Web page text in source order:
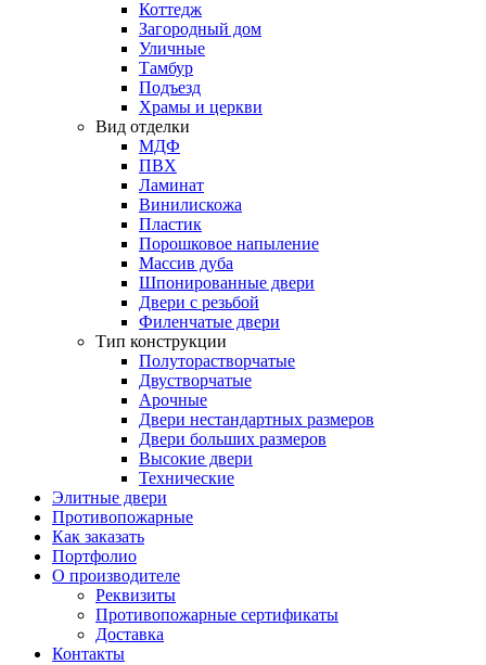
Коттедж
Загородный дом
Уличные
Тамбур
Подъезд
Храмы и церкви
Вид отделки
МДФ
ПВХ
Ламинат
Винилискожа
Пластик
Порошковое напыление
Массив дуба
Шпонированные двери
Двери с резьбой
Филенчатые двери
Тип конструкции
Полуторастворчатые
Двустворчатые
Арочные
Двери нестандартных размеров
Двери больших размеров
Высокие двери
Технические
Элитные двери
Противопожарные
Как заказать
Портфолио
О производителе
Реквизиты
Противопожарные сертификаты
Доставка
Контакты